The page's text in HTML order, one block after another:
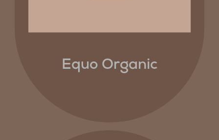
Equo Organic